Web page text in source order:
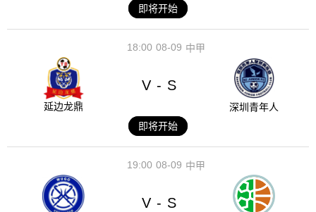
即将开始
08-09
18:00 中甲
延边龙鼎
V - S
深圳青年人
即将开始
08-09
19:00 中甲
V - S